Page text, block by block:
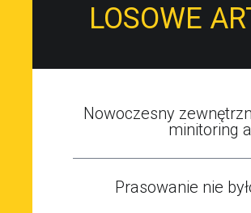
LOSOWE
Nowoczesny
minitoring
Prasowanie nie